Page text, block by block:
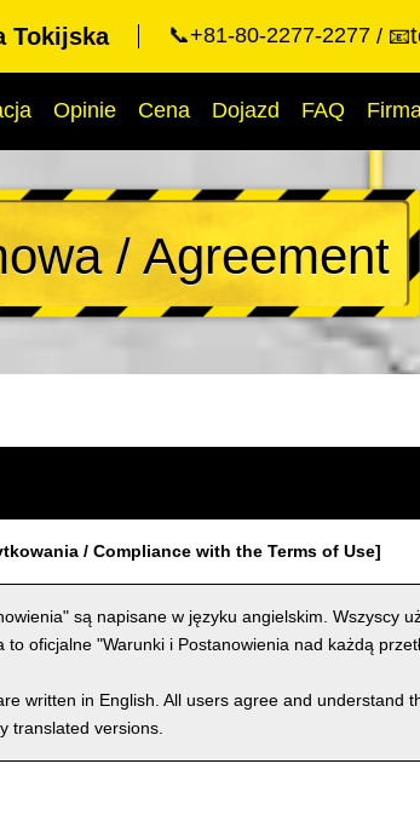
Tokijska 📞+81-80-2277-2277 📧
Opinie Cena Dojazd FAQ
/ Agreement
/ Compliance with the Terms of Use]
są napisane w języku angielskim. Wszyscy
oficjalne "Warunki i Postanowienia nad każdą
written in English. All users agree and understand
translated versions.